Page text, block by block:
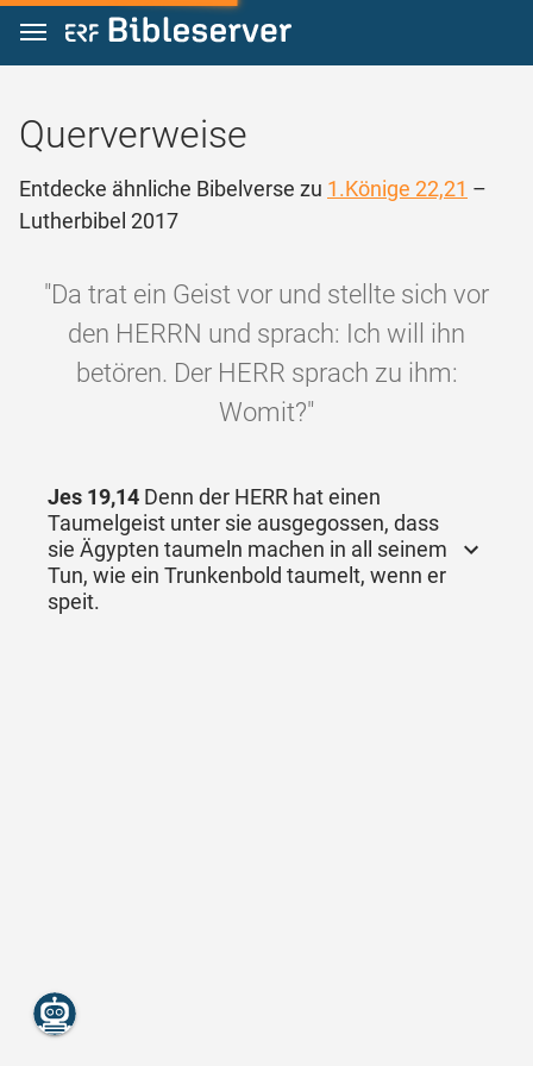
Zum Inhalt springen
Querverweise
Entdecke ähnliche Bibelverse zu 1.Könige 22,21 –
Lutherbibel 2017
"Da trat ein Geist vor und stellte sich vor
den HERRN und sprach: Ich will ihn
betören. Der HERR sprach zu ihm:
Womit?"
Jes 19,14 Denn der HERR hat einen
Taumelgeist unter sie ausgegossen, dass
sie Ägypten taumeln machen in all seinem
Tun, wie ein Trunkenbold taumelt, wenn er
speit.